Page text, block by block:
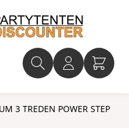
3 TREDEN POWER STEP